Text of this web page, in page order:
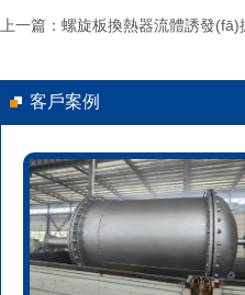
上一篇：螺旋板換熱器流體誘發(fā)
客戶案例